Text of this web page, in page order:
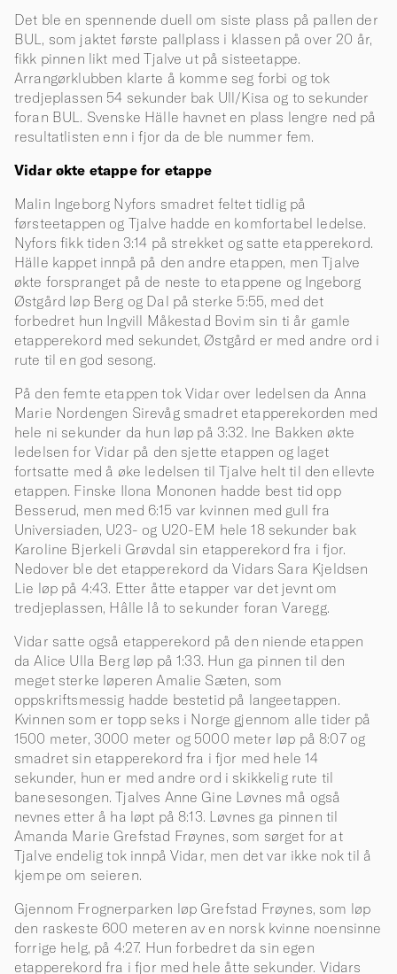
Det ble en spennende duell om siste plass på pallen der
BUL, som jaktet første pallplass i klassen på over 20 år,
fikk pinnen likt med Tjalve ut på sisteetappe.
Arrangørklubben klarte å komme seg forbi og tok
tredjeplassen 54 sekunder bak Ull/Kisa og to sekunder
foran BUL. Svenske Hälle havnet en plass lengre ned på
resultatlisten enn i fjor da de ble nummer fem.
Vidar økte etappe for etappe
Malin Ingeborg Nyfors smadret feltet tidlig på
førsteetappen og Tjalve hadde en komfortabel ledelse.
Nyfors fikk tiden 3:14 på strekket og satte etapperekord.
Hälle kappet innpå på den andre etappen, men Tjalve
økte forspranget på de neste to etappene og Ingeborg
Østgård løp Berg og Dal på sterke 5:55, med det
forbedret hun Ingvill Måkestad Bovim sin ti år gamle
etapperekord med sekundet, Østgård er med andre ord i
rute til en god sesong.
På den femte etappen tok Vidar over ledelsen da Anna
Marie Nordengen Sirevåg smadret etapperekorden med
hele ni sekunder da hun løp på 3:32. Ine Bakken økte
ledelsen for Vidar på den sjette etappen og laget
fortsatte med å øke ledelsen til Tjalve helt til den ellevte
etappen. Finske Ilona Mononen hadde best tid opp
Besserud, men med 6:15 var kvinnen med gull fra
Universiaden, U23- og U20-EM hele 18 sekunder bak
Karoline Bjerkeli Grøvdal sin etapperekord fra i fjor.
Nedover ble det etapperekord da Vidars Sara Kjeldsen
Lie løp på 4:43. Etter åtte etapper var det jevnt om
tredjeplassen, Hâlle lå to sekunder foran Varegg.
Vidar satte også etapperekord på den niende etappen
da Alice Ulla Berg løp på 1:33. Hun ga pinnen til den
meget sterke løperen Amalie Sæten, som
oppskriftsmessig hadde bestetid på langeetappen.
Kvinnen som er topp seks i Norge gjennom alle tider på
1500 meter, 3000 meter og 5000 meter løp på 8:07 og
smadret sin etapperekord fra i fjor med hele 14
sekunder, hun er med andre ord i skikkelig rute til
banesesongen. Tjalves Anne Gine Løvnes må også
nevnes etter å ha løpt på 8:13. Løvnes ga pinnen til
Amanda Marie Grefstad Frøynes, som sørget for at
Tjalve endelig tok innpå Vidar, men det var ikke nok til å
kjempe om seieren.
Gjennom Frognerparken løp Grefstad Frøynes, som løp
den raskeste 600 meteren av en norsk kvinne noensinne
forrige helg, på 4:27. Hun forbedret da sin egen
etapperekord fra i fjor med hele åtte sekunder. Vidars